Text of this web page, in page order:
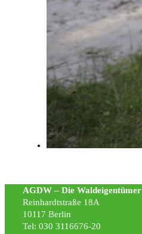
AGDW – Die Waldeigentümer
Reinhardtstraße 18A
10117 Berlin
Tel: 030 3116676-20